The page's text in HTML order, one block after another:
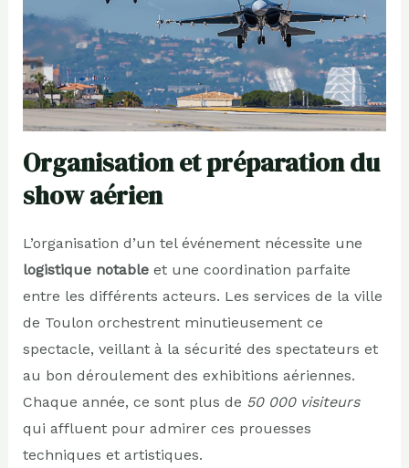
Organisation et préparation du
show aérien
L’organisation d’un tel événement nécessite une
logistique notableet une coordination parfaite
entre les différents acteurs. Les services de la ville
de Toulon orchestrent minutieusement ce
spectacle, veillant à la sécurité des spectateurs et
au bon déroulement des exhibitions aériennes.
Chaque année, ce sont plus de 50 000 visiteurs
qui affluent pour admirer ces prouesses
techniques et artistiques.